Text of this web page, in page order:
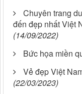
Chuyên trang
đến đẹp nhất Việt
(14/09/2022)
Bức họa miền
Vẻ đẹp Việt
(22/03/2023)